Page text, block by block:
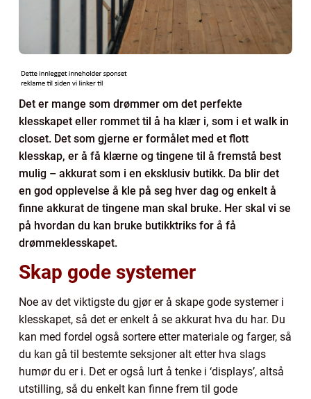
Det er mange som drømmer om det perfekte
klesskapet eller rommet til å ha klær i, som i et walk in
closet. Det som gjerne er formålet med et flott
klesskap, er å få klærne og tingene til å fremstå best
mulig – akkurat som i en eksklusiv butikk. Da blir det
en god opplevelse å kle på seg hver dag og enkelt å
finne akkurat de tingene man skal bruke. Her skal vi se
på hvordan du kan bruke butikktriks for å få
drømmeklesskapet.
Skap gode systemer
Noe av det viktigste du gjør er å skape gode systemer i
klesskapet, så det er enkelt å se akkurat hva du har. Du
kan med fordel også sortere etter materiale og farger, så
du kan gå til bestemte seksjoner alt etter hva slags
humør du er i. Det er også lurt å tenke i ‘displays’, altså
utstilling, så du enkelt kan finne frem til gode